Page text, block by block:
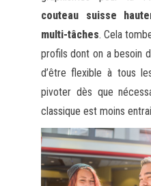
couteau suisse
multi-tâches. Cela
profils dont on a besoin
d’être flexible à tous
pivoter dès que
classique est moins